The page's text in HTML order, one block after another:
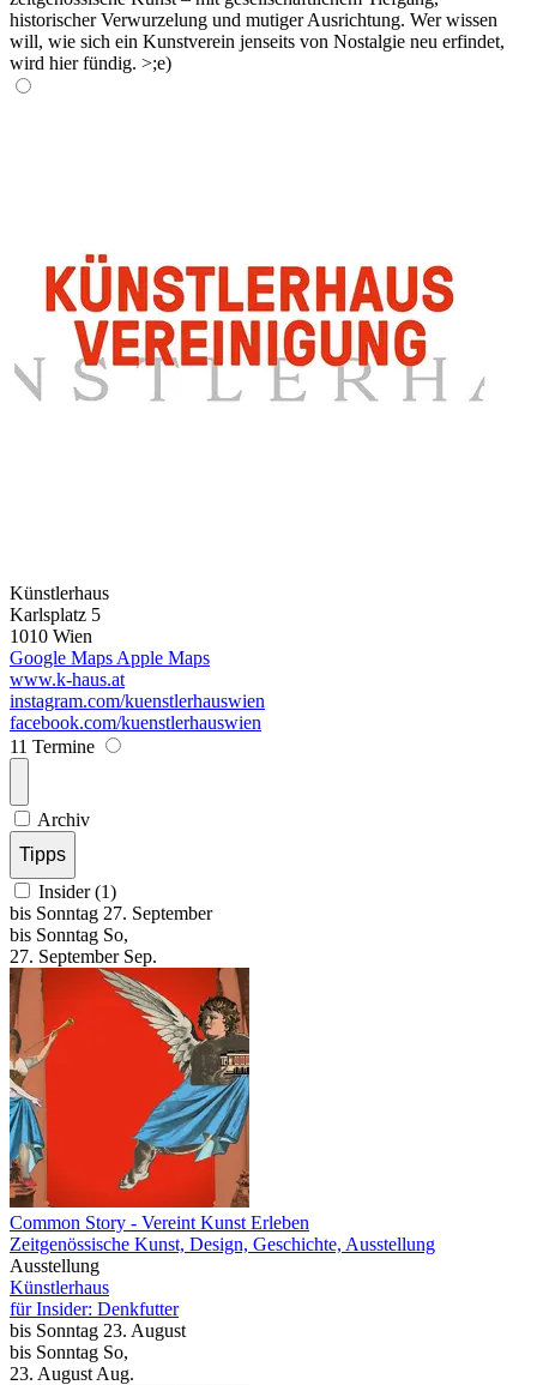
historischer Verwurzelung und mutiger Ausrichtung. Wer wissen
will, wie sich ein Kunstverein jenseits von Nostalgie neu erfindet,
wird hier fündig. >;e)
Künstlerhaus
Karlsplatz 5
1010 Wien
Google Maps Apple Maps
www.k-haus.at
instagram.com/kuenstlerhauswien
facebook.com/kuenstlerhauswien
11 Termine
Archiv
Tipps
Insider (1)
bis Sonntag 27. September
bis Sonntag So,
27. September Sep.
Common Story - Vereint Kunst Erleben
Zeitgenössische Kunst, Design, Geschichte, Ausstellung
Ausstellung
Künstlerhaus
für Insider: Denkfutter
bis Sonntag 23. August
bis Sonntag So,
23. August Aug.